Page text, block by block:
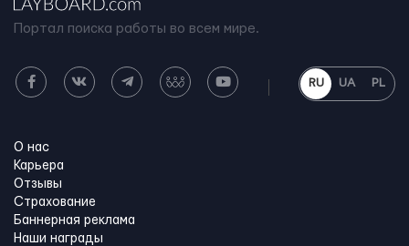
Портал поиска работы во всем мире.
RU UA PL
О нас
Карьера
Отзывы
Страхование
Баннерная реклама
Наши награды